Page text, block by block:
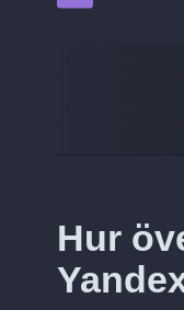
Hur